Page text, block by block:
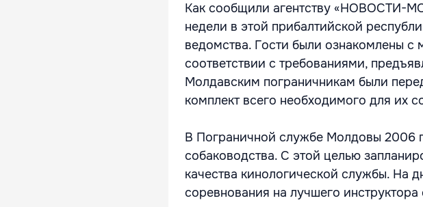
Как сообщили агентству «НОВОСТИ-
недели в этой прибалтийской
ведомства. Гости были ознакомлены с
соответствии с требованиями,
Молдавским пограничникам были
комплект всего необходимого для их
В Пограничной службе Молдовы 2006
собаководства. С этой целью
качества кинологической службы. На
соревнования на лучшего